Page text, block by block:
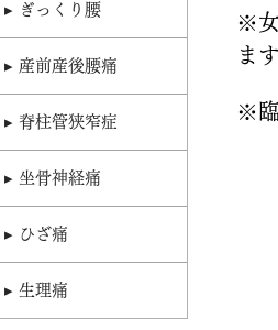
▸ ぎっくり腰
▸ 産前産後腰痛
▸ 脊柱管狭窄症
▸ 坐骨神経痛
▸ ひざ痛
▸ 生理痛
※女
ま
​※臨